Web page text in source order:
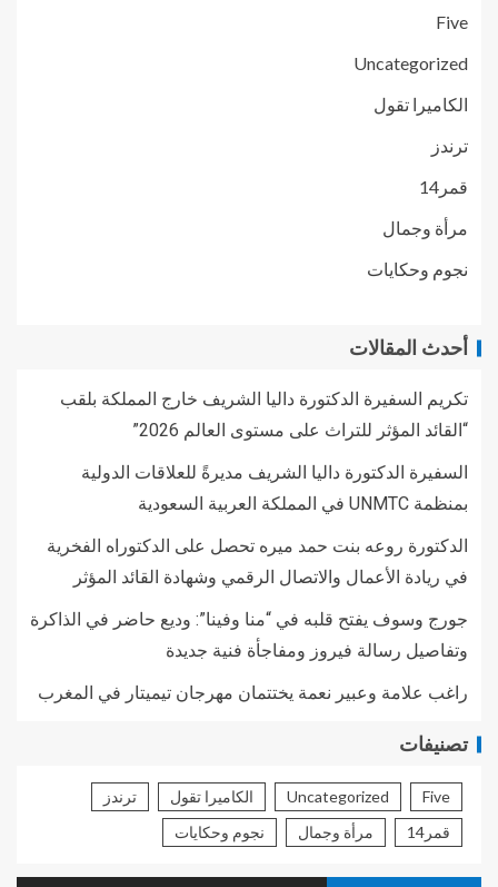
Five
Uncategorized
الكاميرا تقول
ترندز
قمر14
مرأة وجمال
نجوم وحكايات
أحدث المقالات
تكريم السفيرة الدكتورة داليا الشريف خارج المملكة بلقب
“القائد المؤثر للتراث على مستوى العالم 2026”
السفيرة الدكتورة داليا الشريف مديرةً للعلاقات الدولية
بمنظمة UNMTC في المملكة العربية السعودية
الدكتورة روعه بنت حمد ميره تحصل على الدكتوراه الفخرية
في ريادة الأعمال والاتصال الرقمي وشهادة القائد المؤثر
جورج وسوف يفتح قلبه في “منا وفينا”: وديع حاضر في الذاكرة
وتفاصيل رسالة فيروز ومفاجأة فنية جديدة
راغب علامة وعبير نعمة يختتمان مهرجان تيميتار في المغرب
تصنيفات
Five
Uncategorized الكاميرا تقول
ترندز
قمر14
مرأة وجمال نجوم وحكايات